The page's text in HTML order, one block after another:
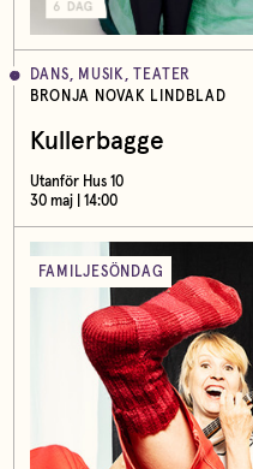
DANS, MUSIK, TEATER
BRONJA NOVAK LINDBLAD
Kullerbagge
Utanför Hus 10
30 maj | 14:00
FAMILJESÖNDAG